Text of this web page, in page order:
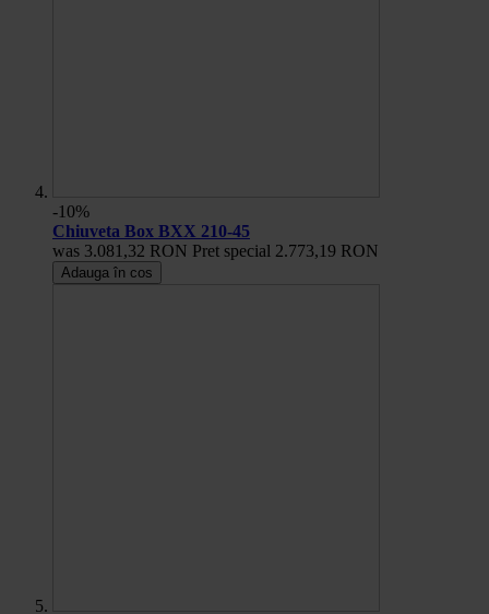
-10%
Chiuveta Box BXX 210-45
was 3.081,32 RON Pret special 2.773,19 RON
Adauga în cos